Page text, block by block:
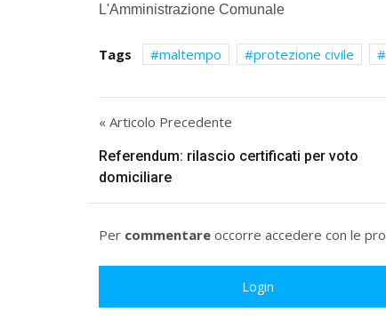
L'Amministrazione Comunale
Tags maltempo protezione civile
« Articolo Precedente
Referendum: rilascio certificati per voto
domiciliare
Per commentare occorre accedere con le
Login